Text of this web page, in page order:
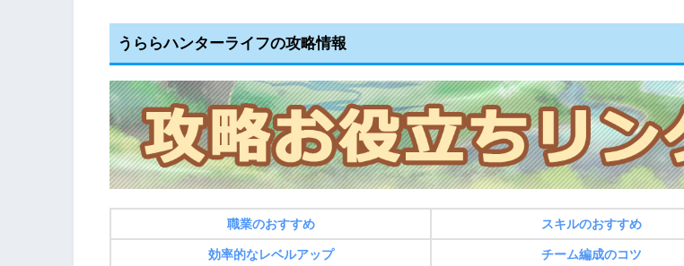
うららハンターライフの攻略情報
職業のおすすめ スキルのおすすめ
効率的なレベルアップ チーム編成のコツ